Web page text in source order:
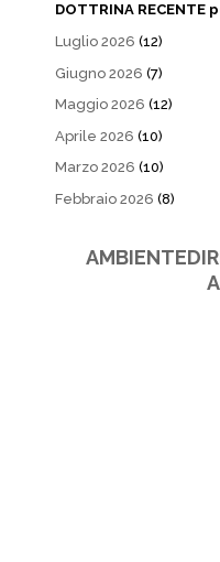
DOTTRINA RECENTE
Luglio 2026 (12)
Giugno 2026 (7)
Maggio 2026 (12)
Aprile 2026 (10)
Marzo 2026 (10)
Febbraio 2026 (8)